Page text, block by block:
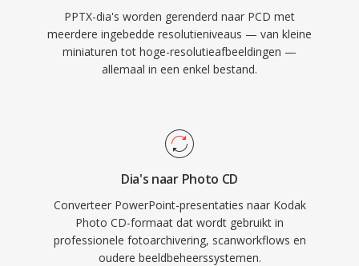
PPTX-dia's worden gerenderd naar PCD met
meerdere ingebedde resolutieniveaus — van kleine
miniaturen tot hoge-resolutieafbeeldingen —
allemaal in een enkel bestand.
Dia's naar Photo CD
Converteer PowerPoint-presentaties naar Kodak
Photo CD-formaat dat wordt gebruikt in
professionele fotoarchivering, scanworkflows en
oudere beeldbeheerssystemen.